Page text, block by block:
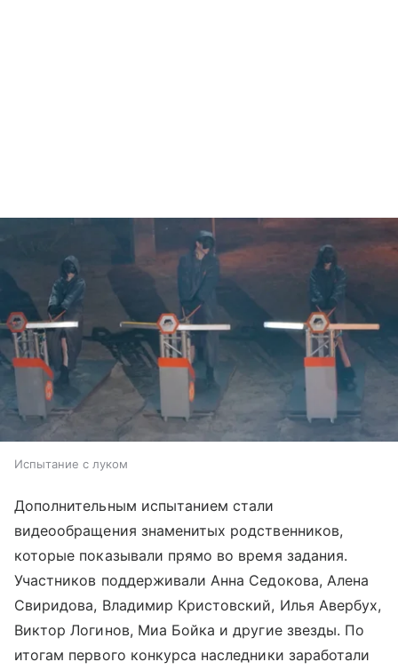
Испытание с луком
Дополнительным испытанием стали
видеообращения знаменитых родственников,
которые показывали прямо во время задания.
Участников поддерживали Анна Седокова, Алена
Свиридова, Владимир Кристовский, Илья Авербух,
Виктор Логинов, Миа Бойка и другие звезды. По
итогам первого конкурса наследники заработали